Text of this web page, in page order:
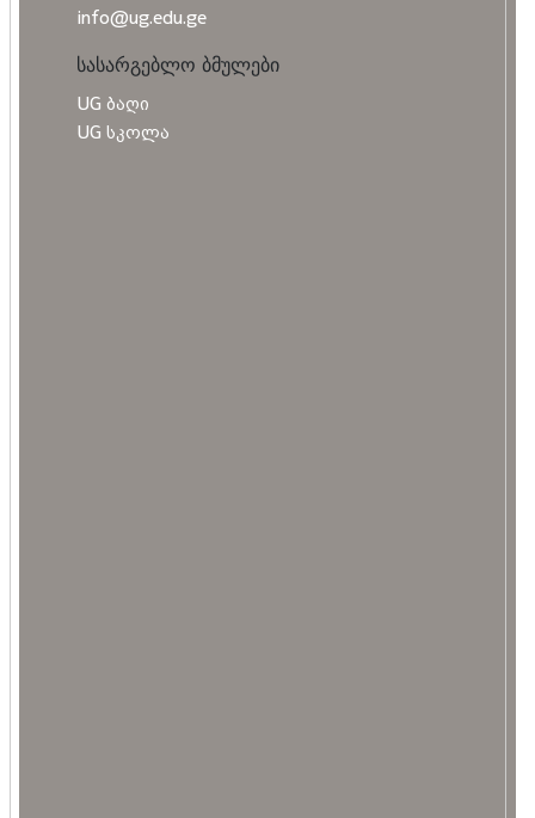
info@ug.edu.ge
სასარგებლო ბმულები
UG ბაღი
UG სკოლა